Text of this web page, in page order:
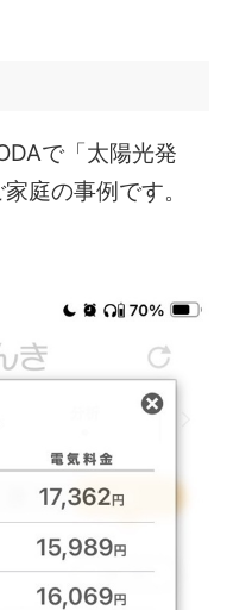
で「太陽光発
庭の事例です。